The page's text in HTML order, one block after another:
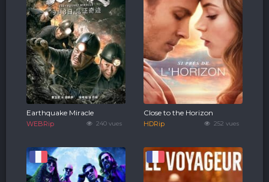
240 vues
Earthquake Miracle
WEBRip 252 vues
Close to the Horizon
HDRip